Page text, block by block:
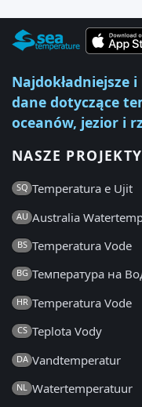
Najdokładniejsze
dane dotyczące
oceanów, jezior i
NASZE
SQ Temperatura e Ujit
AU Australia
BS Temperatura Vode
BG Температура на
HR Temperatura Vode
CS Teplota Vody
DA Vandtemperatur
NL Watertemperatuur